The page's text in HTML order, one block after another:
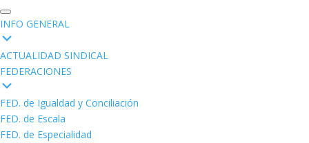
INFO GENERAL
ACTUALIDAD SINDICAL
FEDERACIONES
FED. de Igualdad y Conciliación
FED. de Escala
FED. de Especialidad